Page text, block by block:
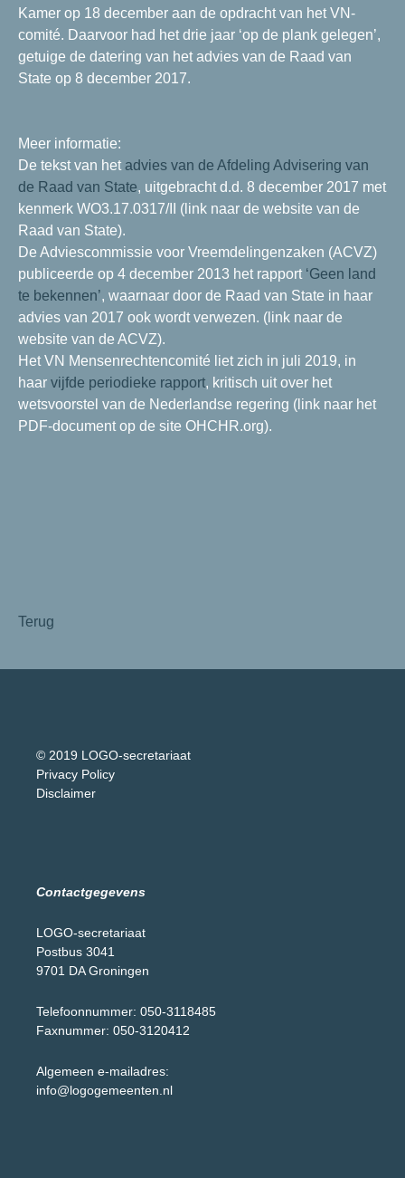
Kamer op 18 december aan de opdracht van het VN-
comité. Daarvoor had het drie jaar ‘op de plank gelegen’,
getuige de datering van het advies van de Raad van
State op 8 december 2017.
Meer informatie:
De tekst van het advies van de Afdeling Advisering van
de Raad van State, uitgebracht d.d. 8 december 2017 met
kenmerk WO3.17.0317/II (link naar de website van de
Raad van State).
De Adviescommissie voor Vreemdelingenzaken (ACVZ)
publiceerde op 4 december 2013 het rapport ‘Geen land
te bekennen’, waarnaar door de Raad van State in haar
advies van 2017 ook wordt verwezen. (link naar de
website van de ACVZ).
Het VN Mensenrechtencomité liet zich in juli 2019, in
haar vijfde periodieke rapport, kritisch uit over het
wetsvoorstel van de Nederlandse regering (link naar het
PDF-document op de site OHCHR.org).
Terug
© 2019 LOGO-secretariaat
Privacy Policy
Disclaimer
Contactgegevens
LOGO-secretariaat
Postbus 3041
9701 DA Groningen
Telefoonnummer: 050-3118485
Faxnummer: 050-3120412
Algemeen e-mailadres:
info@logogemeenten.nl